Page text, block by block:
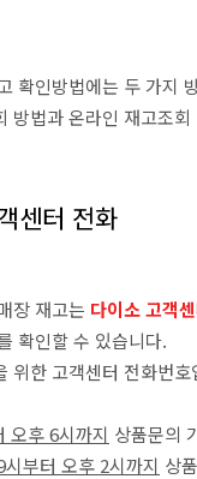
확인방법에는 두 가지
방법과 온라인 재고조회
센터 전화
장 재고는 다이소 고객
확인할 수 있습니다.
위한 고객센터 전화번호
오후 6시까지 상품문의
부터 오후 2시까지 상